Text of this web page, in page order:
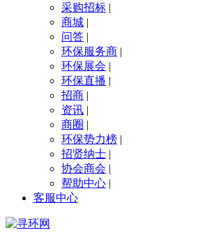
采购招标 |
商城 |
问答 |
环保服务商 |
环保展会 |
环保直播 |
招商 |
资讯 |
商圈 |
环保势力榜 |
招贤纳士 |
协会商会 |
帮助中心 |
客服中心